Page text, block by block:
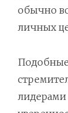
обычно
личных
лидерами